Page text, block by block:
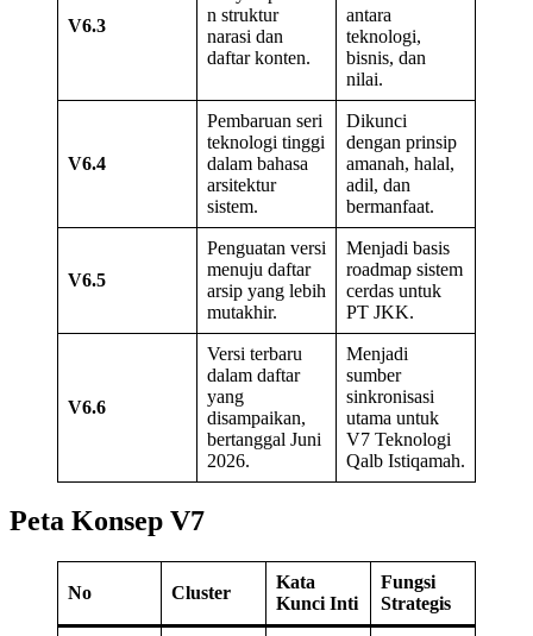
V6.3
n struktur
narasi dan
daftar konten.
antara
teknologi,
bisnis, dan
nilai.
V6.4
Pembaruan seri
teknologi tinggi
dalam bahasa
arsitektur
sistem.
Dikunci
dengan prinsip
amanah, halal,
adil, dan
bermanfaat.
V6.5
Penguatan versi
menuju daftar
arsip yang lebih
mutakhir.
Menjadi basis
roadmap sistem
cerdas untuk
PT JKK.
V6.6
Versi terbaru
dalam daftar
yang
disampaikan,
bertanggal Juni
2026.
Menjadi
sumber
sinkronisasi
utama untuk
V7 Teknologi
Qalb Istiqamah.
Peta Konsep V7
No Cluster
Kata
Kunci Inti
Fungsi
Strategis